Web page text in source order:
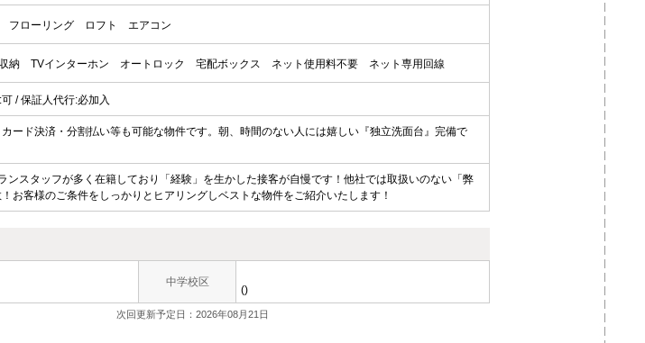
フローリング ロフト エアコン
納 TVインターホン オートロック 宅配ボックス ネット使用料不要 ネット専用回線
/ 保証人代行:必加入
ード決済・分割払い等も可能な物件です。朝、時間のない人には嬉しい『独立洗面台』完備で
ンスタッフが多く在籍しており「経験」を生かした接客が自慢です！他社では取扱いのない「弊
お客様のご条件をしっかりとヒアリングしベストな物件をご紹介いたします！
中学校区
()
次回更新予定日：2026年08月21日